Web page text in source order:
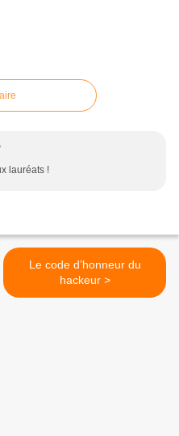
lauréats !
Le code d’honneur du
hackeur >